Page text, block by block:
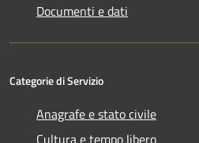
Documenti e dati
Categorie di Servizio
Anagrafe e stato civile
Cultura e tempo libero